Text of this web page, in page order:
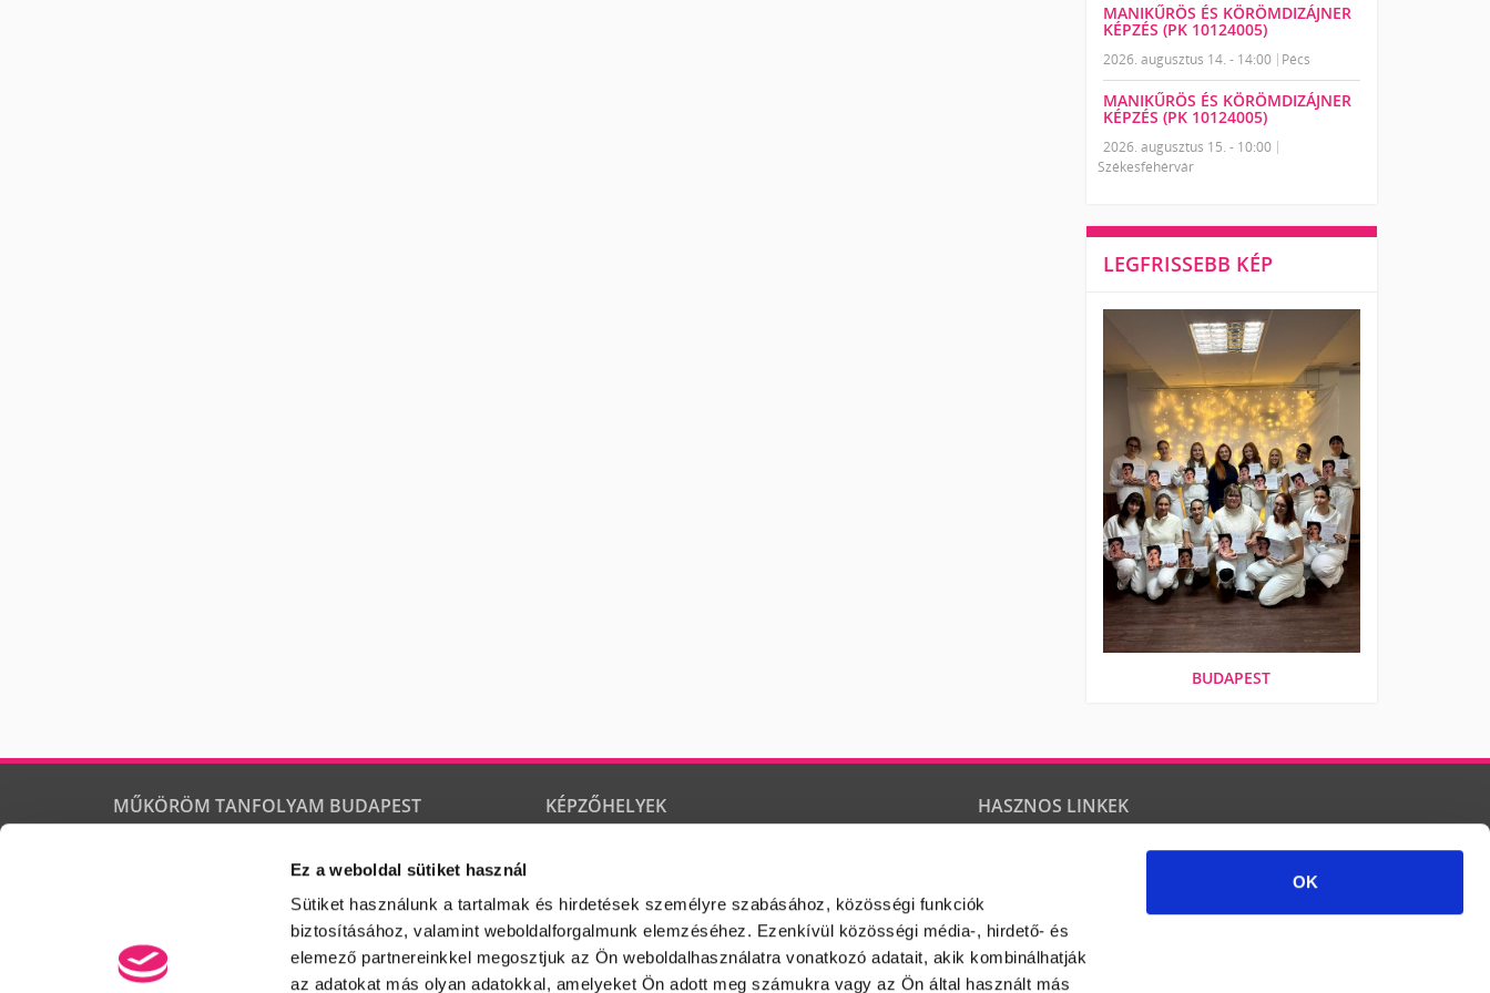
Ez a weboldal sütiket használ
Sütiket használunk a tartalmak és hirdetések személyre szabásához, közösségi funkciók
biztosításához, valamint weboldalforgalmunk elemzéséhez. Ezenkívül közösségi média-, hirdető- és
elemező partnereinkkel megosztjuk az Ön weboldalhasználatra vonatkozó adatait, akik kombinálhatják
az adatokat más olyan adatokkal, amelyeket Ön adott meg számukra vagy az Ön által használt más
OK
MANIKŰRÖS ÉS KÖRÖMDIZÁJNER
KÉPZÉS (PK 10124005)
2026. augusztus 14. - 14:00 Pécs
MANIKŰRÖS ÉS KÖRÖMDIZÁJNER
KÉPZÉS (PK 10124005)
2026. augusztus 15. - 10:00
Székesfehérvár
LEGFRISSEBB KÉP
BUDAPEST
MŰKÖRÖM TANFOLYAM BUDAPEST
MEGÚJÚLT!!! 2 napos PORCELÁN TECHNIKAI KÉPZÉS AZ
ALAPOKTÓL A PROFESSZIONÁLIS ANYAGKEZELÉSIG (2
KÉPZŐHELYEK HASZNOS LINKEK
CrystalNails műköröm
Műkörömépítő tanfolyam
Műköröm képzés